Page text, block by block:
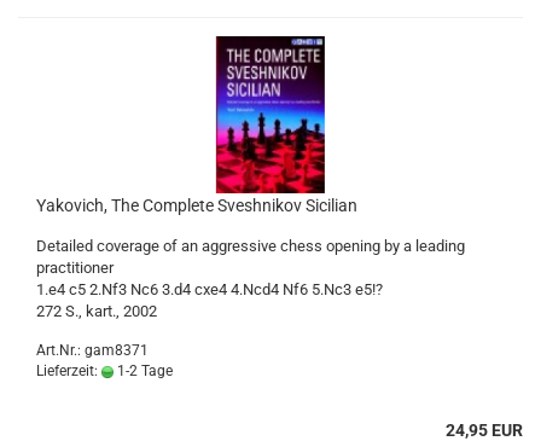
Yakovich, The Complete Sveshnikov Sicilian
Detailed coverage of an aggressive chess opening by a leading
practitioner
1.e4 c5 2.Nf3 Nc6 3.d4 cxe4 4.Ncd4 Nf6 5.Nc3 e5!?
272 S., kart., 2002
Art.Nr.: gam8371
Lieferzeit:
1-2 Tage
24,95 EUR